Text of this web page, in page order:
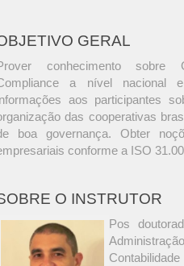
GERAL
conhecimento sobre
a nível nacional e
aos participantes
das cooperativas
boa governança. Obter
conforme a ISO
O INSTRUTOR
Pos